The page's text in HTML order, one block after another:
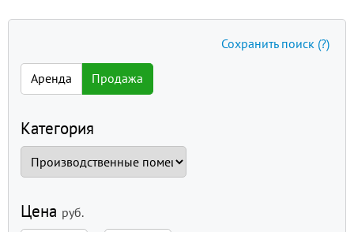
Аренда Продажа
Категория
Цена руб.
Сохранить поиск (?)